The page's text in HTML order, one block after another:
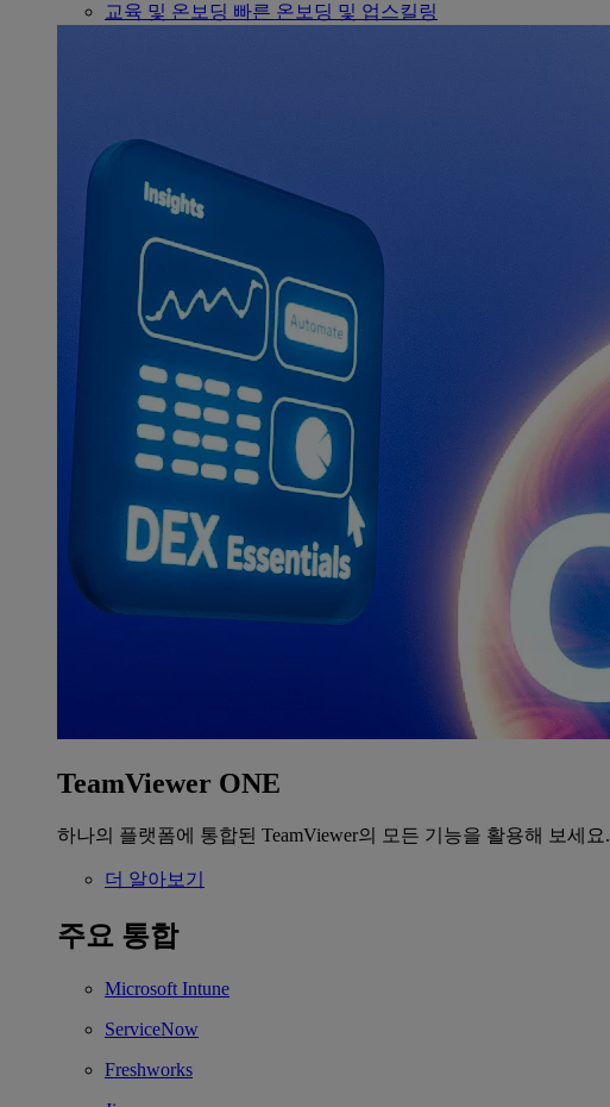
교육 및 온보딩 빠른 온보딩 및 업스킬링
TeamViewer ONE
하나의 플랫폼에 통합된 TeamViewer의 모든 기능을 활용해 보세요.
더 알아보기
주요 통합
Microsoft Intune
ServiceNow
Freshworks